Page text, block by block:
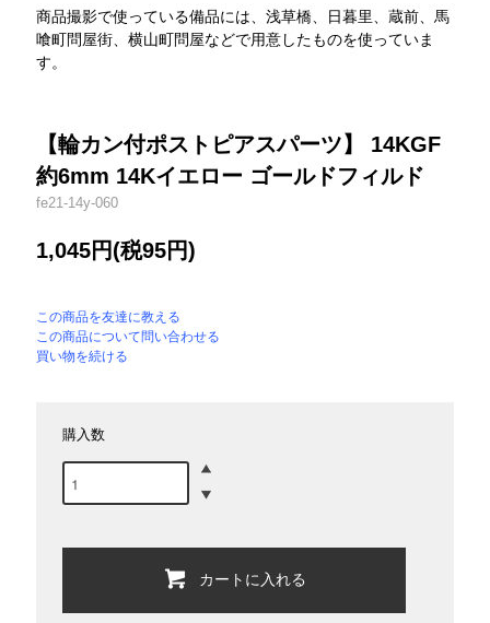
商品撮影で使っている備品には、浅草橋、日暮里、蔵前、馬
喰町問屋街、横山町問屋などで用意したものを使っていま
す。
【輪カン付ポストピアスパーツ】 14KGF
約6mm 14Kイエロー ゴールドフィルド
fe21-14y-060
1,045円(税95円)
この商品を友達に教える
この商品について問い合わせる
買い物を続ける
購入数
カートに入れる